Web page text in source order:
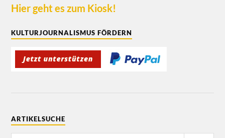
Hier geht es zum Kiosk!
KULTURJOURNALISMUS FÖRDERN
ARTIKELSUCHE